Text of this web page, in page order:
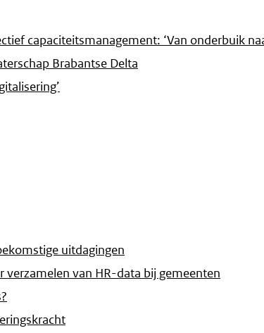
capaciteitsmanagement: ‘Van onderbuik
Brabantse Delta
uitdagingen
van HR-data bij gemeenten